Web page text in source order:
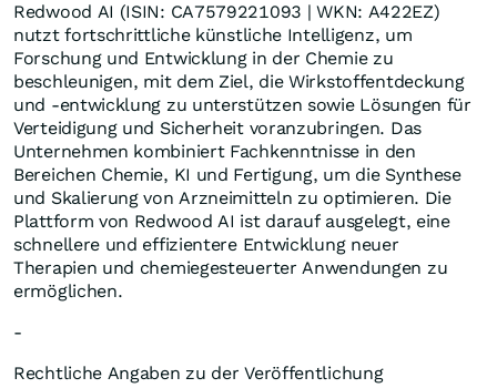
Redwood AI (ISIN: CA7579221093 | WKN: A422EZ)
nutzt fortschrittliche künstliche Intelligenz, um
Forschung und Entwicklung in der Chemie zu
beschleunigen, mit dem Ziel, die Wirkstoffentdeckung
und -entwicklung zu unterstützen sowie Lösungen für
Verteidigung und Sicherheit voranzubringen. Das
Unternehmen kombiniert Fachkenntnisse in den
Bereichen Chemie, KI und Fertigung, um die Synthese
und Skalierung von Arzneimitteln zu optimieren. Die
Plattform von Redwood AI ist darauf ausgelegt, eine
schnellere und effizientere Entwicklung neuer
Therapien und chemiegesteuerter Anwendungen zu
ermöglichen.
-
Rechtliche Angaben zu der Veröffentlichung